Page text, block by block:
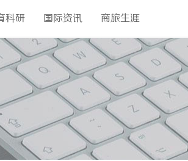
科研 国际资讯 商旅生涯